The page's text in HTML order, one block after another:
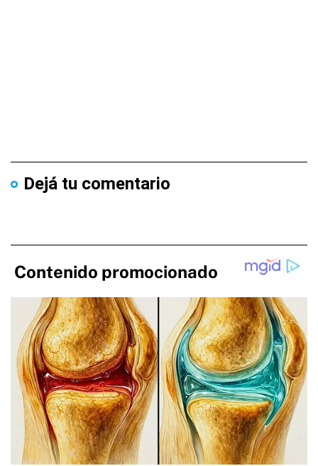
Dejá tu comentario